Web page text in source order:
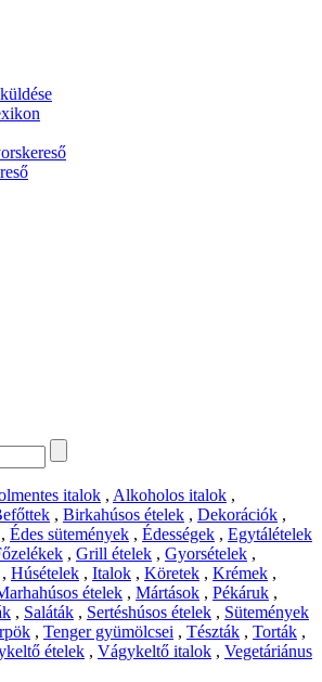
italok , Alkoholos italok ,
, Birkahúsos ételek , Dekorációk ,
, Édes sütemények , Édességek , Egytálételek
, Grill ételek , Gyorsételek ,
, Húsételek , Italok , Köretek , Krémek ,
ételek , Mártások , Pékáruk ,
, Saláták , Sertéshúsos ételek , Sütemények
, Tenger gyümölcsei , Tészták , Torták ,
ételek , Vágykeltő italok , Vegetáriánus